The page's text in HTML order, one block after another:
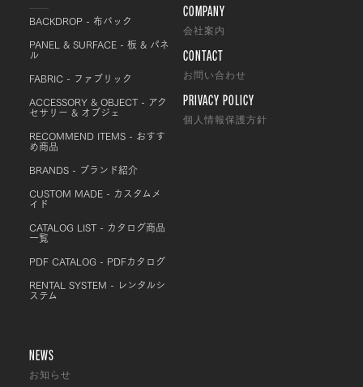
BACKDROP - 布バック
PANEL & SURFACE - 板 & パネ
ル
FABRIC - ファブリック
ACCESSORY & OBJECT - アク
セサリー & オブジェ
RECOMMEND ITEMS - おすす
め商品
BRANDS - ブランド紹介
CUSTOM MADE - カスタムメ
イド
CATALOG LIST - カタログ商品
一覧
PDF CATALOG - PDFカタログ
RENTAL SYSTEM - レンタルシ
ステム
COMPANY
会社案内
CONTACT
お問い合わせ
PRIVACY POLICY
個人情報保護方針
NEWS
お知らせ